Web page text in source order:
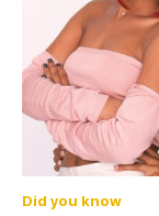
Did you know